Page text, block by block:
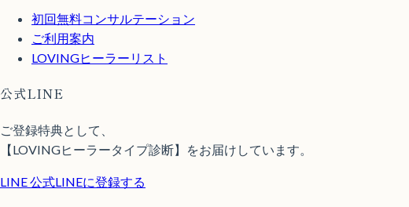
初回無料コンサルテーション
ご利用案内
LOVINGヒーラーリスト
公式LINE
ご登録特典として、
【LOVINGヒーラータイプ診断】をお届けしています。
LINE公式LINEに登録する